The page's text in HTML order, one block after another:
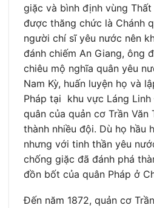
giặc và bình định vùng Thất
được thăng chức là Chánh
người chí sĩ yêu nước nên
đánh chiếm An Giang, ông
chiêu mộ nghĩa quân yêu
Nam Kỳ, huấn luyện họ và
Pháp tại khu vực Láng Linh
quân của quản cơ Trần Văn
thành nhiều đội. Dù họ hầu
nhưng với tinh thần yêu
chống giặc đã đánh phá
đồn bốt của quân Pháp ở
Đến năm 1872, quản cơ